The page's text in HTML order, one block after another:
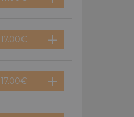
17.00€
17.00€